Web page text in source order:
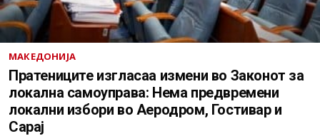
МАКЕДОНИЈА
Пратениците изгласаа измени во Законот за
локална самоуправа: Нема предвремени
локални избори во Аеродром, Гостивар и
Сарај